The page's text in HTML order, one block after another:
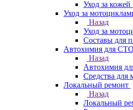
Уход за кожей
Уход за
Назад
Уход за
Составы для
Автохимия для
Назад
Автохимия
Средства для
Локальный ремонт
Назад
Локальный